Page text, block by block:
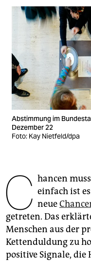
wahrheit
verlag
verlag
veranstaltungen
shop
fragen & hilfe
unterstützen
genossenschaft
epaper login
Abstimmung im
Dezember 22
Foto: Kay Nietfeld/dpa
C hancen
einfach ist
neue
getreten. Das
Menschen aus der
Kettenduldung zu
positive Signale,